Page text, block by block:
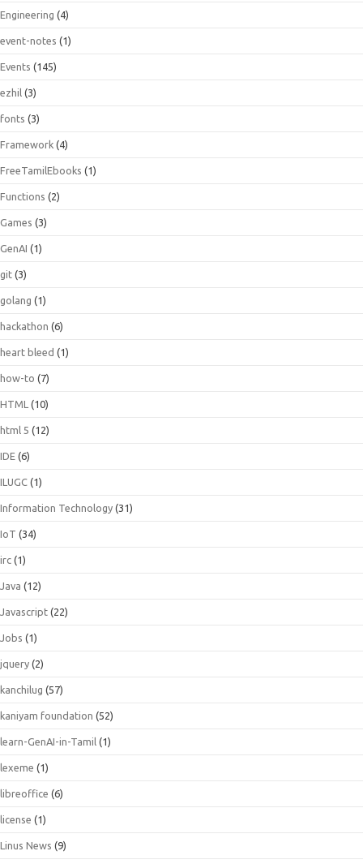
Engineering (4)
event-notes (1)
Events (145)
ezhil (3)
fonts (3)
Framework (4)
FreeTamilEbooks (1)
Functions (2)
Games (3)
GenAI (1)
git (3)
golang (1)
hackathon (6)
heart bleed (1)
how-to (7)
HTML (10)
html 5 (12)
IDE (6)
ILUGC (1)
Information Technology (31)
IoT (34)
irc (1)
Java (12)
Javascript (22)
Jobs (1)
jquery (2)
kanchilug (57)
kaniyam foundation (52)
learn-GenAI-in-Tamil (1)
lexeme (1)
libreoffice (6)
license (1)
Linus News (9)